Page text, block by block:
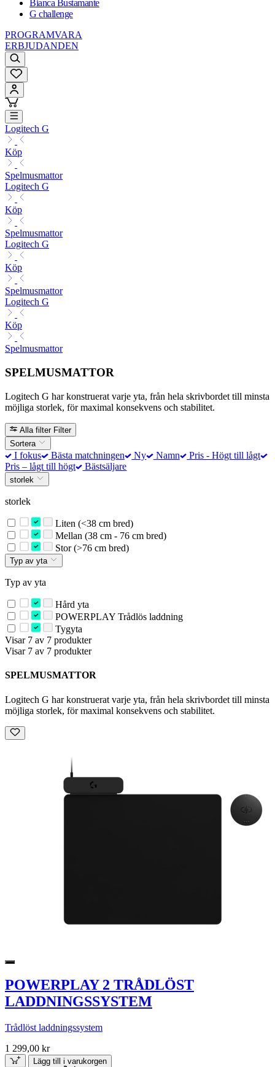
Bianca Bustamante
G challenge
PROGRAMVARA
ERBJUDANDEN
Logitech G
Köp
Spelmusmattor
Logitech G
Köp
Spelmusmattor
Logitech G
Köp
Spelmusmattor
Logitech G
Köp
Spelmusmattor
SPELMUSMATTOR
Logitech G har konstruerat varje yta, från hela skrivbordet till minsta
möjliga storlek, för maximal konsekvens och stabilitet.
Alla filter Filter
Sortera
I fokus Bästa matchningen Ny Namn
Pris - Högt till lågt
Pris – lågt till högt
Bästsäljare
storlek
storlek
Liten (<38 cm bred)
Mellan (38 cm - 76 cm bred)
Stor (>76 cm bred)
Typ av yta
Typ av yta
Hård yta
POWERPLAY Trådlös laddning
Tygyta
Visar 7 av 7 produkter
Visar 7 av 7 produkter
SPELMUSMATTOR
Logitech G har konstruerat varje yta, från hela skrivbordet till minsta
möjliga storlek, för maximal konsekvens och stabilitet.
POWERPLAY 2 TRÅDLÖST
LADDNINGSSYSTEM
Trådlöst laddningssystem
1 299,00 kr
Lägg till i varukorgen